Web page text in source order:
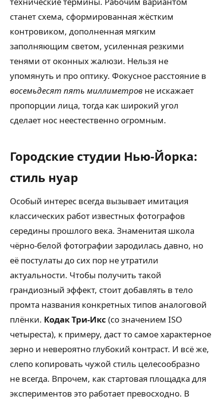
станет схема, сформированная жёстким
контровиком, дополненная мягким
заполняющим светом, усиленная резкими
тенями от оконных жалюзи. Нельзя не
упомянуть и про оптику. Фокусное расстояние в
восемьдесят пять миллиметров не искажает
пропорции лица, тогда как широкий угол
сделает нос неестественно огромным.
Городские студии Нью-Йорка:
стиль нуар
Особый интерес всегда вызывает имитация
классических работ известных фотографов
середины прошлого века. Знаменитая школа
чёрно-белой фотографии зародилась давно, но
её постулаты до сих пор не утратили
актуальности. Чтобы получить такой
грандиозный эффект, стоит добавлять в тело
промта названия конкретных типов аналоговой
плёнки. Кодак Три-Икс (со значением ISO
четыреста), к примеру, даст то самое характерное
зерно и невероятно глубокий контраст. И всё же,
слепо копировать чужой стиль целесообразно
не всегда. Впрочем, как стартовая площадка для
экспериментов это работает превосходно. В